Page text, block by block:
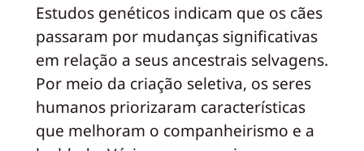
Estudos genéticos indicam que os cães
passaram por mudanças significativas
em relação a seus ancestrais selvagens.
Por meio da criação seletiva, os seres
humanos priorizaram características
que melhoram o companheirismo e a